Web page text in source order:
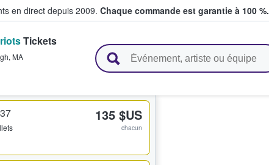
en direct depuis 2009. Chaque commande est garantie à 100 %.
vendent des billets
Tickets
, MA
135 $US
chacun